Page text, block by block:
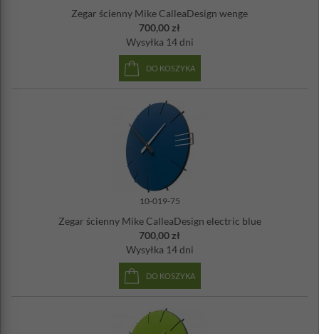
Zegar ścienny Mike CalleaDesign wenge
700,00 zł
Wysyłka 14 dni
DO KOSZYKA
10-019-75
Zegar ścienny Mike CalleaDesign electric blue
700,00 zł
Wysyłka 14 dni
DO KOSZYKA